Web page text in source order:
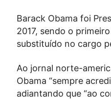
Barack Obama foi
2017, sendo o
substituído no cargo
Ao jornal norte-
Obama “sempre
adiantando que “ao